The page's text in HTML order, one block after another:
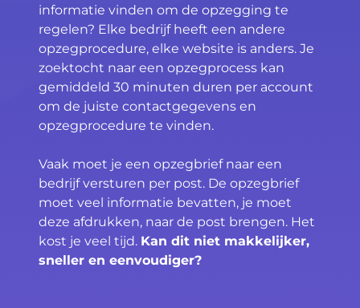
informatie vinden om de opzegging te
regelen? Elke bedrijf heeft een andere
opzegprocedure, elke website is anders. Je
zoektocht naar een opzegprocess kan
gemiddeld 30 minuten duren per account
om de juiste contactgegevens en
opzegprocedure te vinden.
Vaak moet je een opzegbrief naar een
bedrijf versturen per post. De opzegbrief
moet veel informatie bevatten, je moet
deze afdrukken, naar de post brengen. Het
kost je veel tijd. Kan dit niet makkelijker,
sneller en eenvoudiger?